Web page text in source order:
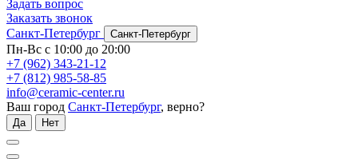
Задать вопрос
Заказать звонок
Санкт-Петербург
Санкт-Петербург
Пн-Вс с 10:00 до 20:00
+7 (962) 343-21-12
+7 (812) 985-58-85
info@ceramic-center.ru
Ваш город Санкт-Петербург, верно?
Да Нет